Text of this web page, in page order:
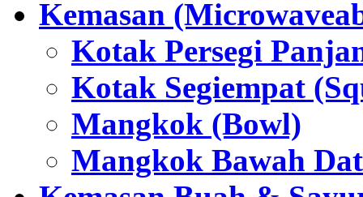
Kemasan
Kotak Persegi
Kotak Segiempat
Mangkok (Bowl)
Mangkok Bawah